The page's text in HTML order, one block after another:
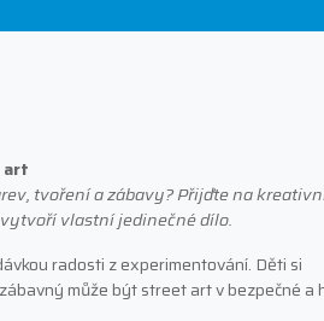
art
tvoření a zábavy? Přijďte na
vlastní jedinečné dílo.
radosti z experimentování. Děti si
může být street art v bezpečné a